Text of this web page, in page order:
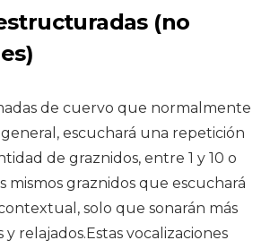
(no
de cuervo que normalmente
escuchará una repetición
de graznidos, entre 1 y 10 o
mismos graznidos que escuchará
solo que sonarán más
relajados.Estas vocalizaciones